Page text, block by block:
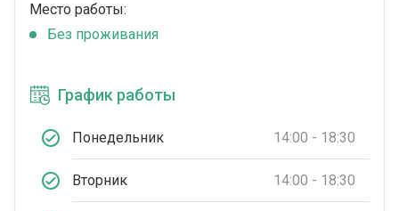
Место работы:
Без проживания
График работы
Понедельник 14:00 - 18:30
Вторник 14:00 - 18:30